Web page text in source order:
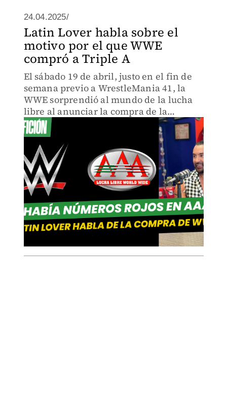
24.04.2025/
Latin Lover habla sobre el
motivo por el que WWE
compró a Triple A
El sábado 19 de abril, justo en el fin de
semana previo a WrestleMania 41, la
WWE sorprendió al mundo de la lucha
libre al anunciar la compra de la
promotora mexicana Lucha Libre AAA
Worldwide.